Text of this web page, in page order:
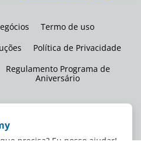
Termo de uso
Política de Privacidade
Regulamento Programa de
Aniversário
precisa? Eu posso ajudar!